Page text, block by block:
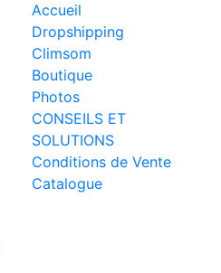
Accueil
Dropshipping
Climsom
Boutique
Photos
CONSEILS ET
SOLUTIONS
Conditions de Vente
Catalogue